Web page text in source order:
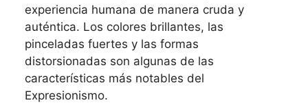
experiencia humana de manera cruda y
auténtica. Los colores brillantes, las
pinceladas fuertes y las formas
distorsionadas son algunas de las
características más notables del
Expresionismo.